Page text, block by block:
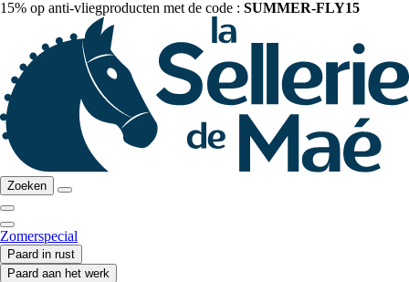
15% op anti-vliegproducten met de code : SUMMER-FLY15
Zoeken
Zomerspecial
Paard in rust
Paard aan het werk